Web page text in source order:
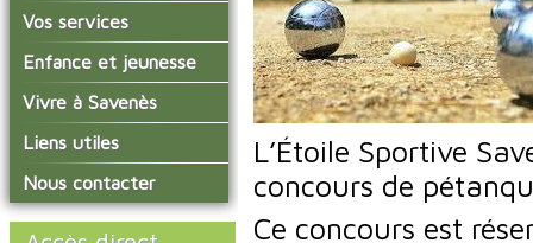
Savenès en chiffre
L'histoire du village
Actualités de Savenès
sur ladepeche.fr
Vos élus
Les compte-rendus du
conseil municipal
Les commissions
Les diverses
délégations/syndicats
L'urbanisme
Les publicités et les
enquêtes publiques
Vos services
La mairie
Le service technique
Les services de l'école
Les installations
municipales
La collecte des ordures
ménagères
Enfance et jeunesse
L'école primaire
La garderie et la cantine
Le temps périscolaire
La petite enfance
Les transports
Vivre à Savenès
Agenda Salle des Fetes
Liens utiles
Communauté de
Communes Grand Sud
Tarn et Garonne
Nous contacter
L’Étoile Sportive
concours de
Ce concours est